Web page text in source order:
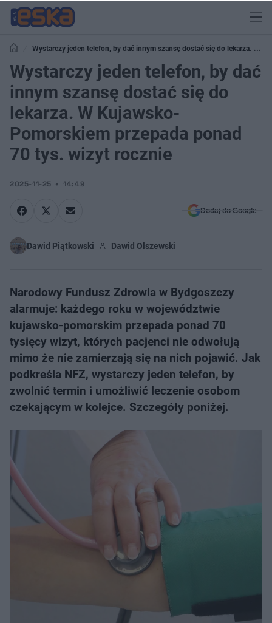
Wystarczy jeden telefon, by dać innym szansę dostać się do lekarza. W
Kujawsko-Pomorskiem przepada ponad 70 tys. wizyt rocznie
Wystarczy jeden telefon, by dać
innym szansę dostać się do
lekarza. W Kujawsko-
Pomorskiem przepada ponad
70 tys. wizyt rocznie
2025-11-25 14:49
Dodaj do Google
Dawid Piątkowski Dawid Olszewski
Narodowy Fundusz Zdrowia w Bydgoszczy
alarmuje: każdego roku w województwie
kujawsko-pomorskim przepada ponad 70
tysięcy wizyt, których pacjenci nie odwołują
mimo że nie zamierzają się na nich pojawić. Jak
podkreśla NFZ, wystarczy jeden telefon, by
zwolnić termin i umożliwić leczenie osobom
czekającym w kolejce. Szczegóły poniżej.